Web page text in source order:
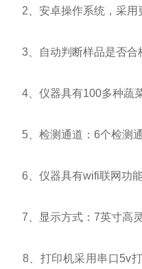
2、安卓操作系统，采用更
3、自动判断样品是否合
4、仪器具有100多种蔬菜
5、检测通道：6个检测通
6、仪器具有wifi联网功能
7、显示方式：7英寸高灵
8、打印机采用串口5v打